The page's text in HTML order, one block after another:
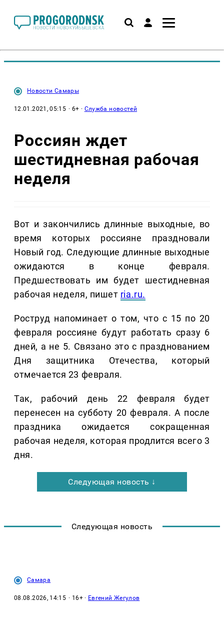
Новости Самары
12.01.2021, 05:15 · 6+ · Служба новостей
Россиян ждет
шестидневная рабочая
неделя
Вот и закончились длинные выходные, во
время которых россияне праздновали
Новый год. Следующие длинные выходные
ожидаются в конце февраля.
Предшествовать им будет шестидневная
рабочая неделя, пишет ria.ru.
Роструд напоминает о том, что с 15 по 20
февраля россияне будут работать сразу 6
дней, а не 5. Связано это с празднованием
Дня защитника Отечества, который
отмечается 23 февраля.
Так, рабочий день 22 февраля будет
перенесен на субботу 20 февраля. А после
праздника ожидается сокращенная
рабочая неделя, которая продлится всего 3
дня.
Следующая новость ↓
Следующая новость
Самара
08.08.2026, 14:15 · 16+ · Евгений Жегулов